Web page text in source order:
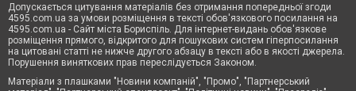
Допускається цитування матеріалів без отримання попередньої згоди
4595.com.ua за умови розміщення в тексті обов'язкового посилання на
4595.com.ua - Сайт міста Бориспіль. Для інтернет-видань обов'язкове
розміщення прямого, відкритого для пошукових систем гіперпосилання
на цитовані статті не нижче другого абзацу в тексті або в якості джерела.
Порушення виняткових прав переслідується Законом.
Матеріали з плашками "Новини компаній", "Промо", "Партнерський